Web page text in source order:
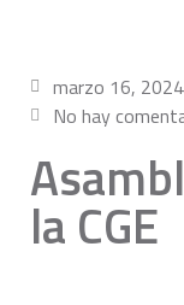
marzo 16, 2024
No hay
la CGE